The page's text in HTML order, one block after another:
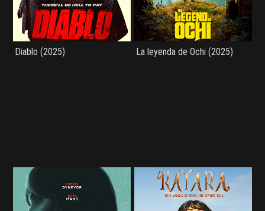
Diablo (2025) La leyenda de Ochi (2025)